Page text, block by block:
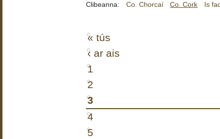
Clibeanna: Co. Chorcaí Co. Cork Is
« tús
‹ ar ais
1
2
3
4
5